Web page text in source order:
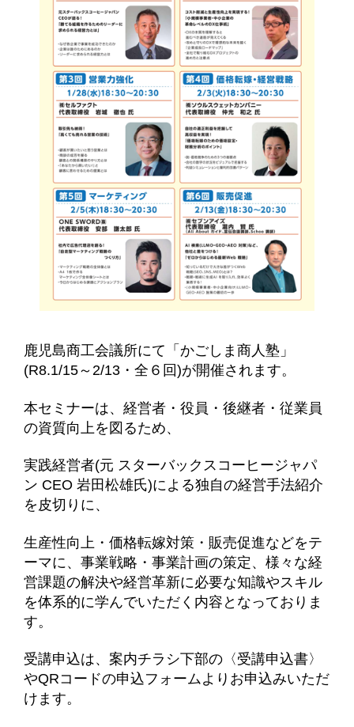
鹿児島商工会議所にて「かごしま商人塾」
(R8.1/15～2/13・全６回)が開催されます。
本セミナーは、経営者・役員・後継者・従業員
の資質向上を図るため、
実践経営者(元 スターバックスコーヒージャパ
ン CEO 岩田松雄氏)による独自の経営手法紹介
を皮切りに、
生産性向上・価格転嫁対策・販売促進などをテ
ーマに、事業戦略・事業計画の策定、様々な経
営課題の解決や経営革新に必要な知識やスキル
を体系的に学んでいただく内容となっておりま
す。
受講申込は、案内チラシ下部の〈受講申込書〉
やQRコードの申込フォームよりお申込みいただ
けます。